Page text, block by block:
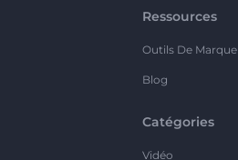
Ressources
Outils De Marque
Blog
Catégories
Vidéo